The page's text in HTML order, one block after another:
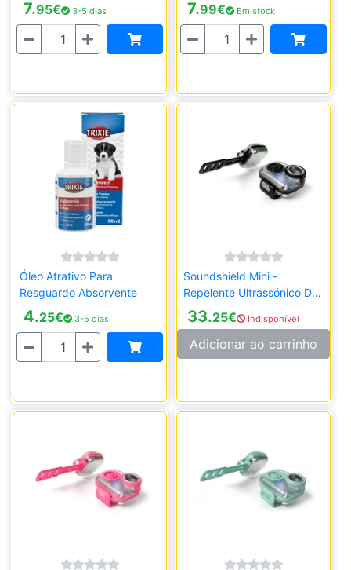
7.95€ 3-5 dias
Quantidade
7.99€ Em stock
Quantidade
Óleo Atrativo Para
Resguardo Absorvente
4.25€ 3-5 dias
Quantidade
Soundshield Mini -
Repelente Ultrassónico De
Parasitas - Preto
33.25€ Indisponível
Adicionar ao carrinho